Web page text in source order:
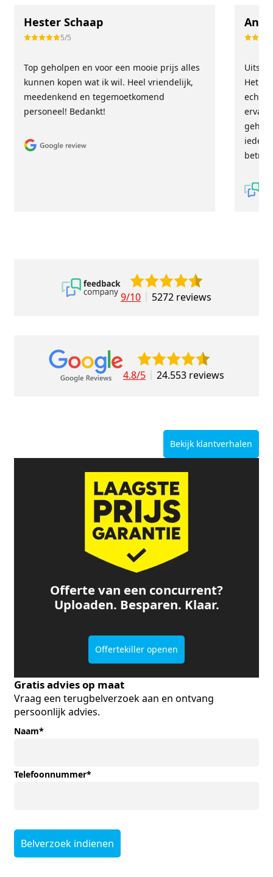
Hester Schaap
5/5
Top geholpen en voor een mooie prijs alles
kunnen kopen wat ik wil. Heel vriendelijk,
meedenkend en tegemoetkomend
personeel! Bedankt!
Het
echt
9/10 5272 reviews
4.8/5 24.553 reviews
Bekijk klantverhalen
Offerte van een concurrent?
Uploaden. Besparen. Klaar.
Offertekiller openen
Gratis advies op maat
Vraag een terugbelverzoek aan en ontvang
persoonlijk advies.
Naam*
Telefoonnummer*
Belverzoek indienen